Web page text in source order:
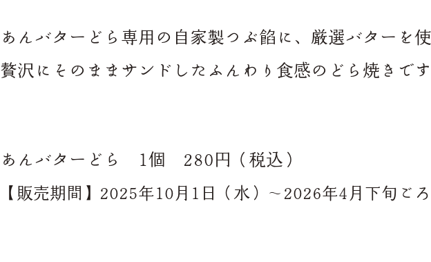
あんバターどら専用の自家製つぶ餡に、厳選バターを使
贅沢にそのままサンドしたふんわり食感のどら焼きです
あんバターどら 1個 280円（税込）
【販売期間】2025年10月1日（水）～2026年4月下旬ごろ